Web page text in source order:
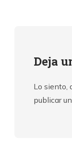
Deja
Lo siento,
publicar